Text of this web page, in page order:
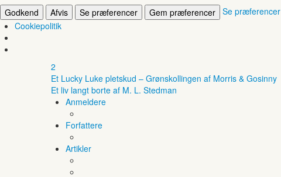
Godkend
Afvis Se præferencer Gem præferencer Se præferencer
Cookiepolitik
2
Et Lucky Luke pletskud – Grønskollingen af Morris & Gosinny
Et liv langt borte af M. L. Stedman
Anmeldere
Forfattere
Artikler